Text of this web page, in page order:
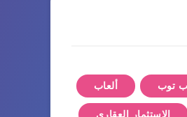
توب ألعاب
الاستثمار العقاري